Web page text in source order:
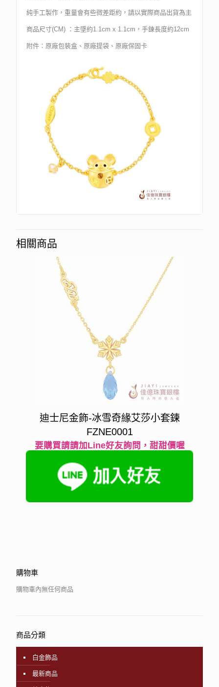
純手工製作，重量會有些微差距約，請以實際商品出貨為主
商品尺寸(CM) ：主墜約1.1cm x 1.1cm，手鍊長度約12cm
附件：原廠包裝盒、原廠提袋、原廠保固卡
相關商品
迪士尼金飾-冰雪奇緣艾莎小套鍊
FZNE0001
要購買請請加Line好友詢問，甜甜價喔
購物車
購物車內無任何商品
商品分類
白金飾品
最新商品